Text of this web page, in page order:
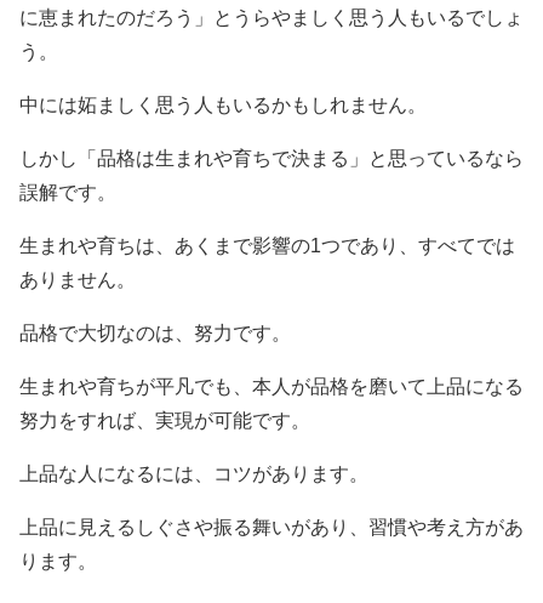
に恵まれたのだろう」とうらやましく思う人もいるでしょ
う。
中には妬ましく思う人もいるかもしれません。
しかし「品格は生まれや育ちで決まる」と思っているなら
誤解です。
生まれや育ちは、あくまで影響の1つであり、すべてでは
ありません。
品格で大切なのは、努力です。
生まれや育ちが平凡でも、本人が品格を磨いて上品になる
努力をすれば、実現が可能です。
上品な人になるには、コツがあります。
上品に見えるしぐさや振る舞いがあり、習慣や考え方があ
ります。